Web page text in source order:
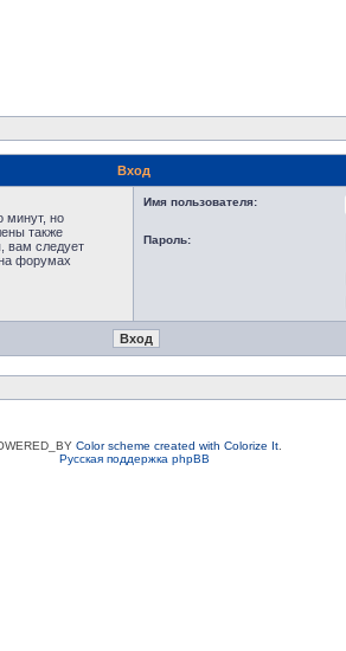
Вход
минут, но
также
вам следует
форумах
Имя пользователя:
Пароль:
Color scheme created with Colorize It.
Русская поддержка phpBB